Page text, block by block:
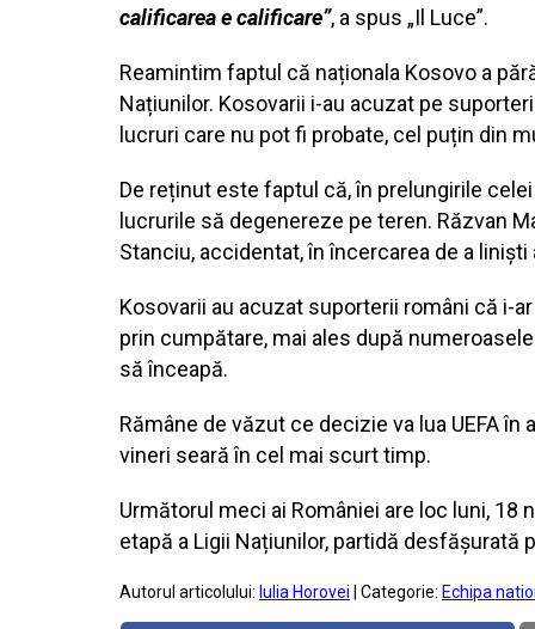
calificarea e calificare”, a spus „Il Luce”.
Reamintim faptul că naționala Kosovo a
Națiunilor. Kosovarii i-au acuzat pe
lucruri care nu pot fi probate, cel puțin din
De reținut este faptul că, în prelungirile
lucrurile să degenereze pe teren. Răzvan
Stanciu, accidentat, în încercarea de a
Kosovarii au acuzat suporterii români că i-
prin cumpătare, mai ales după
să înceapă.
Rămâne de văzut ce decizie va lua UEFA
vineri seară în cel mai scurt timp.
Următorul meci ai României are loc luni, 18
etapă a Ligii Națiunilor, partidă desfășurată
Autorul articolului: Iulia Horovei | Categorie: Echipa